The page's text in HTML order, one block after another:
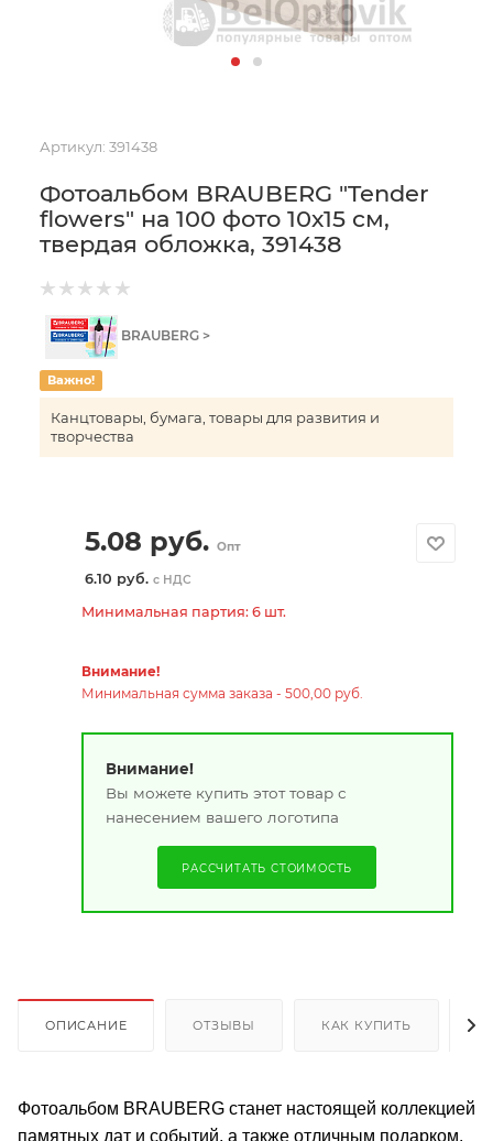
Артикул: 391438
Фотоальбом BRAUBERG "Tender
flowers" на 100 фото 10х15 см,
твердая обложка, 391438
BRAUBERG >
Важно!
Канцтовары, бумага, товары для развития и
творчества
5.08 руб. Опт
6.10 руб. с НДС
Минимальная партия: 6 шт.
Внимание!
Минимальная сумма заказа - 500,00 руб.
Внимание!
Вы можете купить этот товар с
нанесением вашего логотипа
РАССЧИТАТЬ СТОИМОСТЬ
ОПИСАНИЕ ОТЗЫВЫ КАК КУПИТЬ
Фотоальбом BRAUBERG станет настоящей коллекцией
памятных дат и событий, а также отличным подарком.